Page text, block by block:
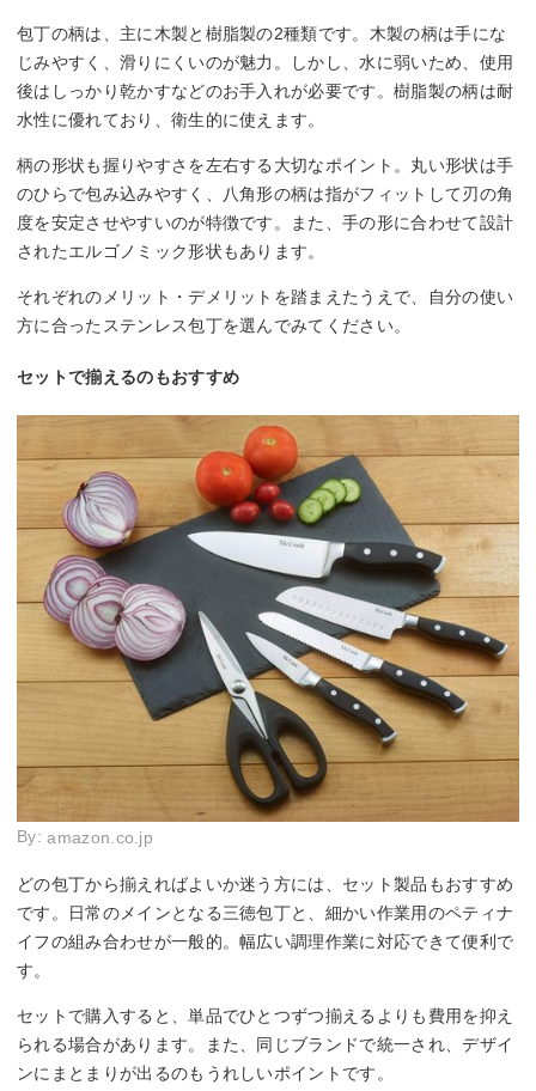
包丁の柄は、主に木製と樹脂製の2種類です。木製の柄は手にな
じみやすく、滑りにくいのが魅力。しかし、水に弱いため、使用
後はしっかり乾かすなどのお手入れが必要です。樹脂製の柄は耐
水性に優れており、衛生的に使えます。
柄の形状も握りやすさを左右する大切なポイント。丸い形状は手
のひらで包み込みやすく、八角形の柄は指がフィットして刃の角
度を安定させやすいのが特徴です。また、手の形に合わせて設計
されたエルゴノミック形状もあります。
それぞれのメリット・デメリットを踏まえたうえで、自分の使い
方に合ったステンレス包丁を選んでみてください。
セットで揃えるのもおすすめ
By:amazon.co.jp
どの包丁から揃えればよいか迷う方には、セット製品もおすすめ
です。日常のメインとなる三徳包丁と、細かい作業用のペティナ
イフの組み合わせが一般的。幅広い調理作業に対応できて便利で
す。
セットで購入すると、単品でひとつずつ揃えるよりも費用を抑え
られる場合があります。また、同じブランドで統一され、デザイ
ンにまとまりが出るのもうれしいポイントです。